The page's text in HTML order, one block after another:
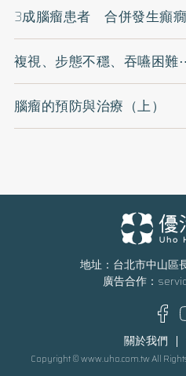
3成腦瘤患者 合併發生癲
複視、步態不穩、吞嚥困
腦瘤的預防與治療（上）
地址：台北市中山區
廣告合作：
關於我們
Copyright © www.uho.com.tw All